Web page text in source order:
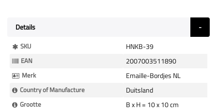
Details
Meer
Informatie
SKU HNKB-39
EAN 2007003511890
Merk Emaille-Bordjes NL
Country of Manufacture Duitsland
Grootte B x H = 10 x 10 cm